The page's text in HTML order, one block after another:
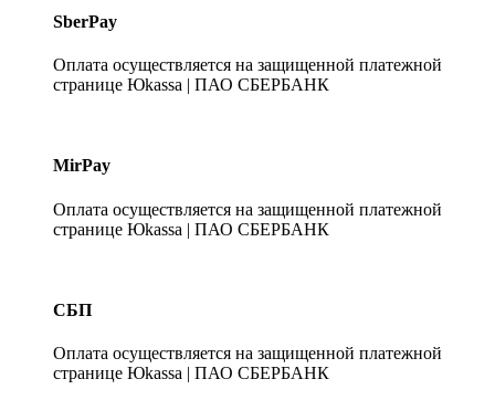
SberPay
Оплата осуществляется на защищенной платежной
странице Юkassa | ПАО СБЕРБАНК
MirPay
Оплата осуществляется на защищенной платежной
странице Юkassa | ПАО СБЕРБАНК
СБП
Оплата осуществляется на защищенной платежной
странице Юkassa | ПАО СБЕРБАНК